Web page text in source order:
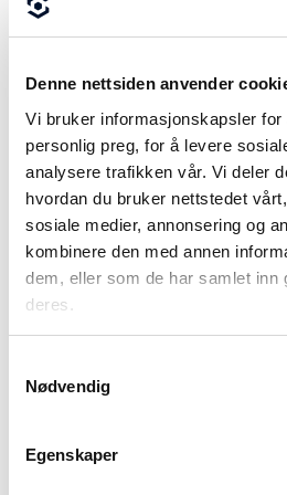
Denne nettsiden anvender
Vi bruker informasjonskapsler
personlig preg, for å levere
analysere trafikken vår. Vi deler
hvordan du bruker nettstedet
sosiale medier, annonsering og
kombinere den med annen
dem, eller som de har samlet inn
deres.
Nødvendig
Egenskaper
løsninger for Norske
utomhusprosjekter
Hvis du ønsker å at dine utomhusprosjekter
mer effektive ved hjelp av Focus CAT, så ta
kontakt med oss.
Kontakt oss for tilbud
Billingstadsletta 19B
1396 Billingstad